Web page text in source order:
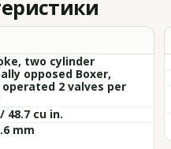
two cylinder
opposed Boxer,
2 valves per
48.7 cu in.
mm